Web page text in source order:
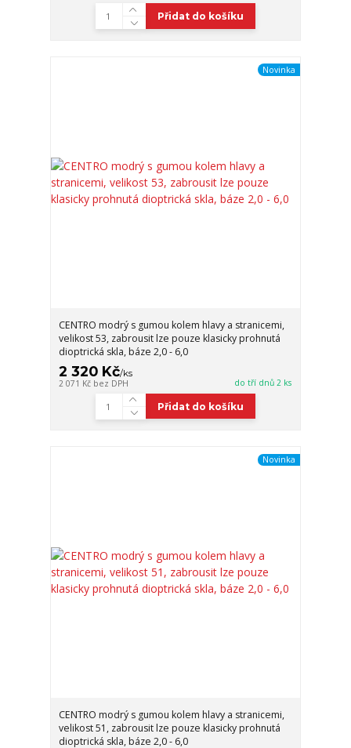
Přidat do košíku
Novinka
CENTRO modrý s gumou kolem hlavy a stranicemi,
velikost 53, zabrousit lze pouze klasicky prohnutá
dioptrická skla, báze 2,0 - 6,0
2 320 Kč/ks
2 071 Kč bez DPH do tří dnů 2 ks
Přidat do košíku
Novinka
CENTRO modrý s gumou kolem hlavy a stranicemi,
velikost 51, zabrousit lze pouze klasicky prohnutá
dioptrická skla, báze 2,0 - 6,0